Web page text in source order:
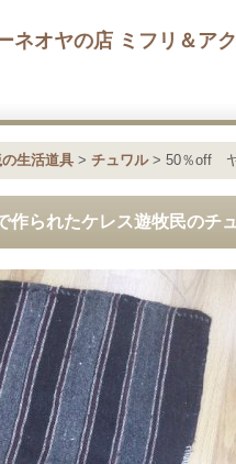
ネオヤの店 ミフリ＆ア
生活道具 > チュワル > 50％off
られたケレス遊牧民の